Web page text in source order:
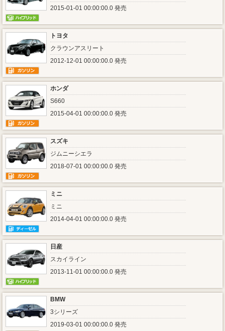
2015-01-01 00:00:00.0 発売
トヨタ
クラウンアスリート
2012-12-01 00:00:00.0 発売
ホンダ
S660
2015-04-01 00:00:00.0 発売
スズキ
ジムニーシエラ
2018-07-01 00:00:00.0 発売
ミニ
ミニ
2014-04-01 00:00:00.0 発売
日産
スカイライン
2013-11-01 00:00:00.0 発売
BMW
3シリーズ
2019-03-01 00:00:00.0 発売